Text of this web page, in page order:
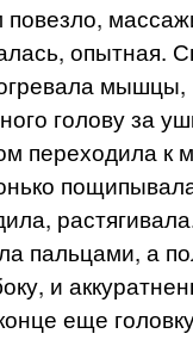
опытная.
мышцы,
голову за
переходила
пальцами, а
и
еще